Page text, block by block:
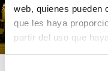
web, quienes pueden
que les haya
partir del uso que